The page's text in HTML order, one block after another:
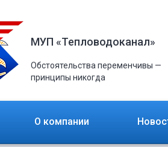
МУП «Тепловодоканал»
Обстоятельства переменчивы —
принципы никогда
О компании